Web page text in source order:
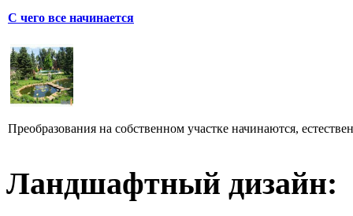
С чего все начинается
Преобразования на собственном участке начинаются,
Ландшафтный дизайн: